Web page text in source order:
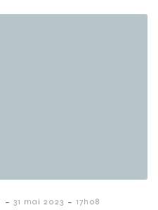
- 31 mai 2023 - 17h08